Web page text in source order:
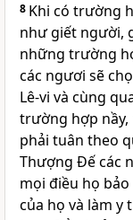
8 Khi có trường
như giết người,
những trường
các ngươi sẽ
Lê-vi và cùng
trường hợp nầy,
phải tuân theo
Thượng Đế các
mọi điều họ
của họ và làm y